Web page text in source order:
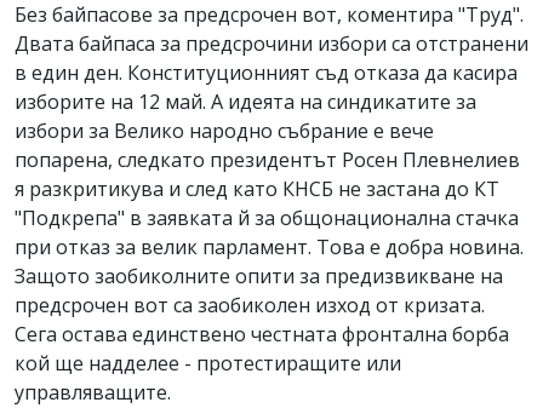
Без байпасове за предсрочен вот, коментира "Труд".
Двата байпаса за предсрочини избори са отстранени
в един ден. Конституционният съд отказа да касира
изборите на 12 май. А идеята на синдикатите за
избори за Велико народно събрание е вече
попарена, следкато президентът Росен Плевнелиев
я разкритикува и след като КНСБ не застана до КТ
"Подкрепа" в заявката й за общонационална стачка
при отказ за велик парламент. Това е добра новина.
Защото заобиколните опити за предизвикване на
предсрочен вот са заобиколен изход от кризата.
Сега остава единствено честната фронтална борба
кой ще надделее - протестиращите или
управляващите.